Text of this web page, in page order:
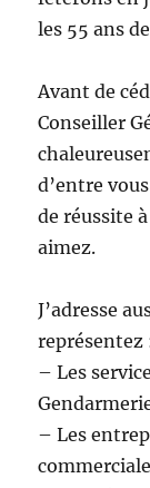
les 55 ans
Avant de
Conseiller
d’entre
de réussite
aimez.
J’adresse
représentez
– Les
– Les